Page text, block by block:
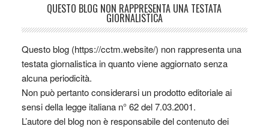
QUESTO BLOG NON RAPPRESENTA UNA TESTATA
GIORNALISTICA
Questo blog (https://cctm.website/) non rappresenta una
testata giornalistica in quanto viene aggiornato senza
alcuna periodicità.
Non può pertanto considerarsi un prodotto editoriale ai
sensi della legge italiana n° 62 del 7.03.2001.
L’autore del blog non è responsabile del contenuto dei